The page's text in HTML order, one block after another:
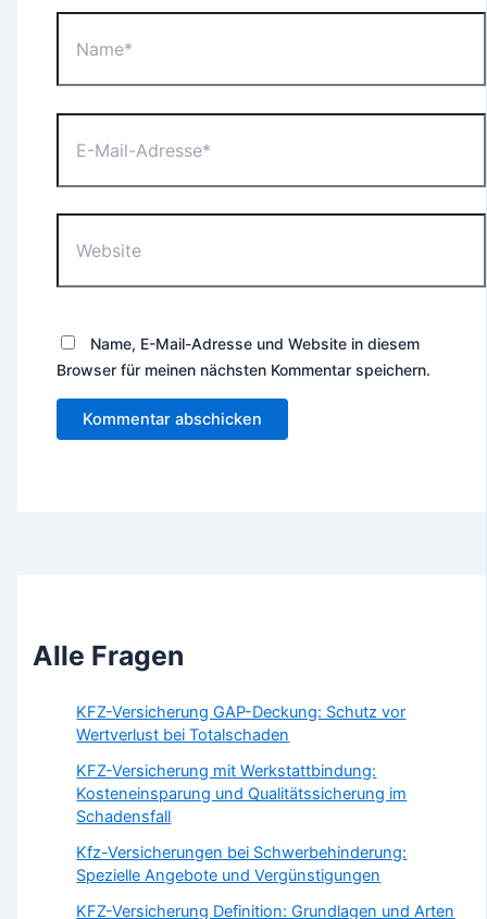
Alle Fragen
KFZ-Versicherung GAP-Deckung: Schutz vor
Wertverlust bei Totalschaden
KFZ-Versicherung mit Werkstattbindung:
Kosteneinsparung und Qualitätssicherung im
Schadensfall
Kfz-Versicherungen bei Schwerbehinderung:
Spezielle Angebote und Vergünstigungen
KFZ-Versicherung Definition: Grundlagen und Arten
Mail-
Name, E-Mail-Adresse und Website in diesem
Browser für meinen nächsten Kommentar speichern.